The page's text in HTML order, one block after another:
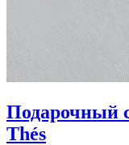
Подарочный
Thés